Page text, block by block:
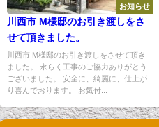
お知らせ
川西市 M様邸のお引き渡しをさ
せて頂きました。
川西市 M様邸のお引き渡しをさせて頂き
ました。 永らく工事のご協力ありがとう
ございました。 安全に、綺麗に、仕上が
り喜んでおります。 お気付...